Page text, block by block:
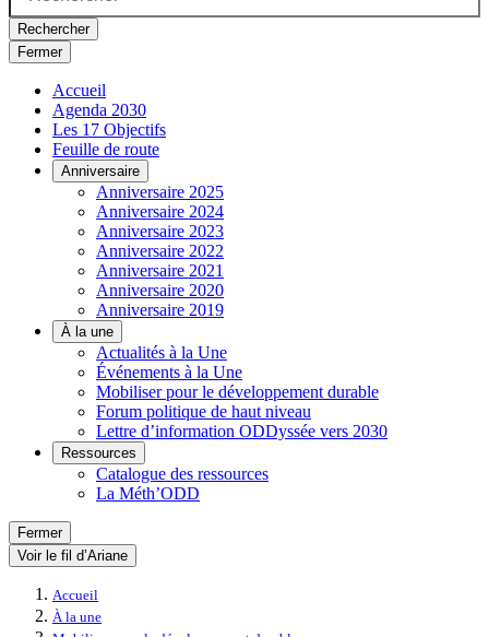
Rechercher
Fermer
Accueil
Agenda 2030
Les 17 Objectifs
Feuille de route
Anniversaire
Anniversaire 2025
Anniversaire 2024
Anniversaire 2023
Anniversaire 2022
Anniversaire 2021
Anniversaire 2020
Anniversaire 2019
À la une
Actualités à la Une
Événements à la Une
Mobiliser pour le développement durable
Forum politique de haut niveau
Lettre d’information ODDyssée vers 2030
Ressources
Catalogue des ressources
La Méth’ODD
Fermer
Voir le fil d’Ariane
Accueil
À la une